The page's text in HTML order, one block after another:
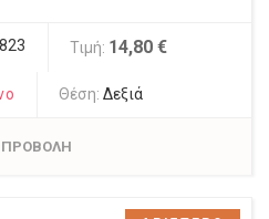
Τιμή: 14,80 €
Θέση:Δεξιά
ΠΡΟΒΟΛΗ